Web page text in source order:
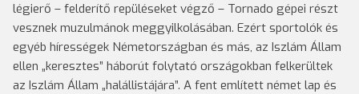
légierő – felderítő repüléseket végző – Tornado gépei részt
vesznek muzulmánok meggyilkolásában. Ezért sportolók és
egyéb hírességek Németországban és más, az Iszlám Állam
ellen „keresztes” háborút folytató országokban felkerültek
az Iszlám Állam „halállistájára”. A fent említett német lap és